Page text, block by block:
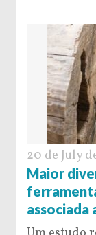
20 de July
Maior